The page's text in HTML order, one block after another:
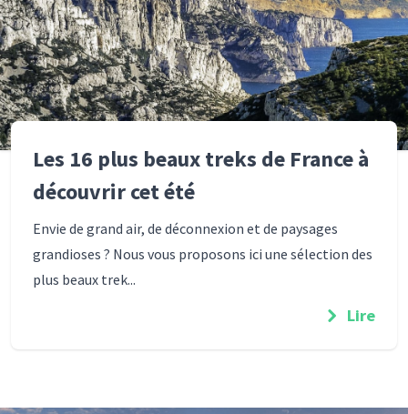
Les 16 plus beaux treks de France à
découvrir cet été
Envie de grand air, de déconnexion et de paysages
grandioses ? Nous vous proposons ici une sélection des
plus beaux trek...
Lire